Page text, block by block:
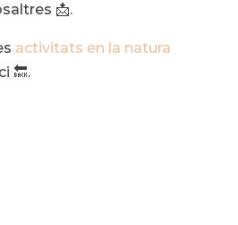
📩.
activitats en la natura
🔙.